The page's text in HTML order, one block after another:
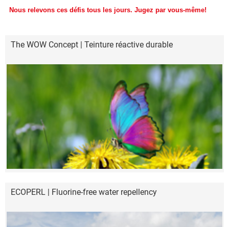
Nous relevons ces défis tous les jours. Jugez par vous-même!
The WOW Concept | Teinture réactive durable
ECOPERL | Fluorine-free water repellency